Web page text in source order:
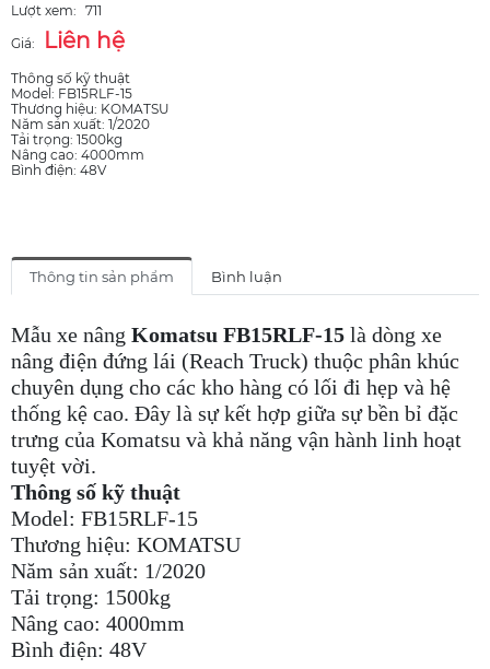
Lượt xem: 711
Giá:
Liên hệ
Thông số kỹ thuật
Model: FB15RLF-15
Thương hiệu: KOMATSU
Năm sản xuất: 1/2020
Tải trọng: 1500kg
Nâng cao: 4000mm
Bình điện: 48V
Thông tin sản phẩm Bình luận
Mẫu xe nâng Komatsu FB15RLF-15 là dòng xe
nâng điện đứng lái (Reach Truck) thuộc phân khúc
chuyên dụng cho các kho hàng có lối đi hẹp và hệ
thống kệ cao. Đây là sự kết hợp giữa sự bền bỉ đặc
trưng của Komatsu và khả năng vận hành linh hoạt
tuyệt vời.
Thông số kỹ thuật
Model: FB15RLF-15
Thương hiệu: KOMATSU
Năm sản xuất: 1/2020
Tải trọng: 1500kg
Nâng cao: 4000mm
Bình điện: 48V